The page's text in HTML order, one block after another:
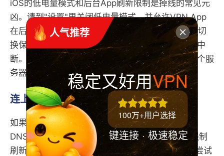
iOS的低电量模式和后台App刷新限制是掉线的常见元
凶。请到"设置"里关闭低电量模式，并允许VPN App
在后台运行。同时开启App里的"自动重连"和"网络切
换保护"，这样在Wi-Fi与蜂窝之间切换时VPN不会中
断。若某个节点反复掉线，直接换一个即可——单个服
务器出问题很正常。
连上了却打不开境外网站
如果VPN显示已连接，网页却仍然打不开，通常是
DNS没走VPN或浏览器缓存作怪。先在浏览器里强制
刷新或清空缓存，再切换一次节点；Safari用户可尝试
人气推荐
稳定又好用VPN
100万+用户选择
键连接 · 极速稳定